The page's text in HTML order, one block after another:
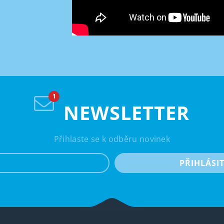
NEWSLETTER
Přihlaste se k odběru novinek
PŘIHLÁSIT